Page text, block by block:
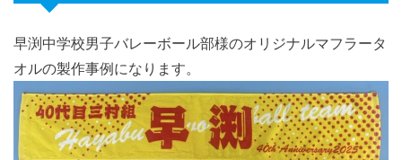
早渕中学校男子バレーボール部様のオリジナルマフラータ
オルの製作事例になります。